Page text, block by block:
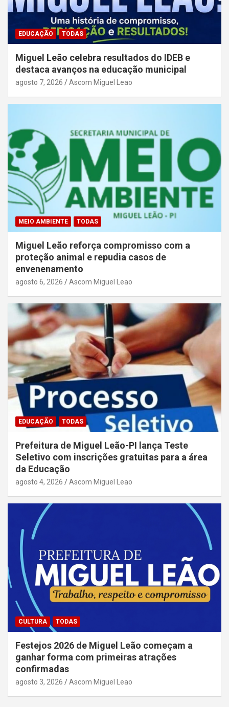
EDUCAÇÃO TODAS
Miguel Leão celebra resultados do IDEB e
destaca avanços na educação municipal
agosto 7, 2026 Ascom Miguel Leao
MEIO AMBIENTE TODAS
Miguel Leão reforça compromisso com a
proteção animal e repudia casos de
envenenamento
agosto 6, 2026 Ascom Miguel Leao
EDUCAÇÃO TODAS
Prefeitura de Miguel Leão-PI lança Teste
Seletivo com inscrições gratuitas para a área
da Educação
agosto 4, 2026 Ascom Miguel Leao
CULTURA TODAS
Festejos 2026 de Miguel Leão começam a
ganhar forma com primeiras atrações
confirmadas
agosto 3, 2026 Ascom Miguel Leao